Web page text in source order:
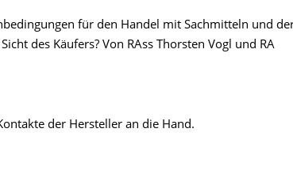
für den Handel mit Sachmitteln und
des Käufers? Von RAss Thorsten Vogl und RA
der Hersteller an die Hand.